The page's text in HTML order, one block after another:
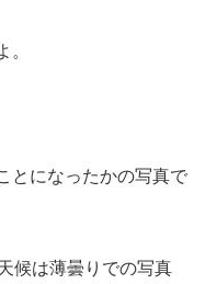
。
とになったかの写真で
候は薄曇りでの写真